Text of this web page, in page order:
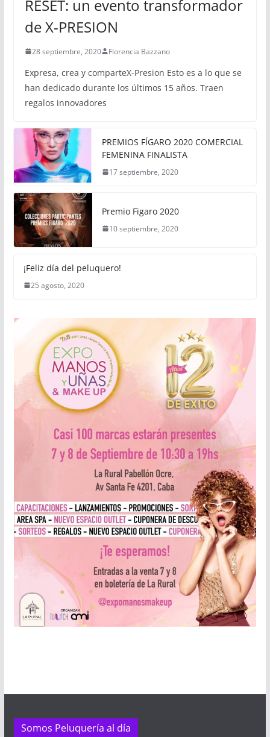
RESET: un evento transformador
de X-PRESION
28 septiembre, 2020 Florencia Bazzano
Expresa, crea y comparteX-Presion Esto es a lo que se
han dedicado durante los últimos 15 años. Traen
regalos innovadores
PREMIOS FÍGARO 2020 COMERCIAL
FEMENINA FINALISTA
17 septiembre, 2020
Premio Figaro 2020
10 septiembre, 2020
¡Feliz día del peluquero!
25 agosto, 2020
Somos Peluquería al día